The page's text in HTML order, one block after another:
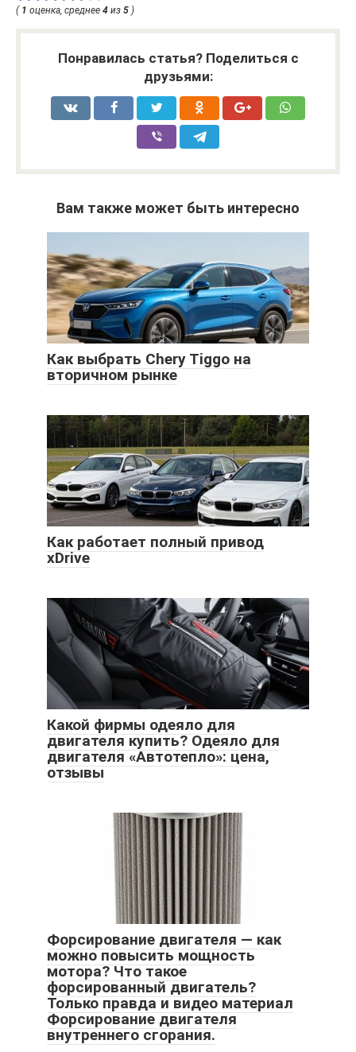
( 1 оценка, среднее 4 из 5 )
Понравилась статья? Поделиться с
друзьями:
Вам также может быть интересно
Как выбрать Chery Tiggo на
вторичном рынке
Как работает полный привод
xDrive
Какой фирмы одеяло для
двигателя купить? Одеяло для
двигателя «Автотепло»: цена,
отзывы
Форсирование двигателя — как
можно повысить мощность
мотора? Что такое
форсированный двигатель?
Только правда и видео материал
Форсирование двигателя
внутреннего сгорания.